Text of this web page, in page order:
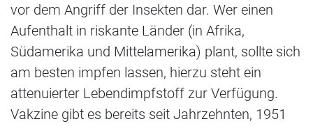
vor dem Angriff der Insekten dar. Wer einen
Aufenthalt in riskante Länder (in Afrika,
Südamerika und Mittelamerika) plant, sollte sich
am besten impfen lassen, hierzu steht ein
attenuierter Lebendimpfstoff zur Verfügung.
Vakzine gibt es bereits seit Jahrzehnten, 1951